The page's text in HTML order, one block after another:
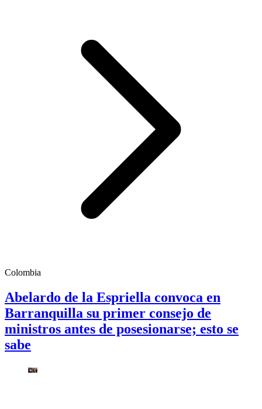
Colombia
Abelardo de la Espriella convoca en
Barranquilla su primer consejo de
ministros antes de posesionarse; esto se
sabe